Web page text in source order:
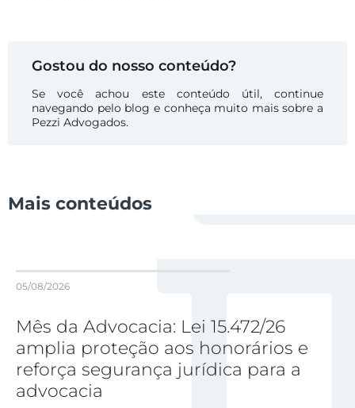
Gostou do nosso conteúdo?
Se você achou este conteúdo útil, continue
navegando pelo blog e conheça muito mais sobre a
Pezzi Advogados.
Mais conteúdos
05/08/2026
Mês da Advocacia: Lei 15.472/26
amplia proteção aos honorários e
reforça segurança jurídica para a
advocacia